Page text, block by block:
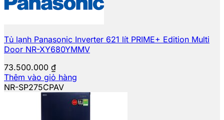
Tủ lạnh Panasonic Inverter 621 lít PRIME+ Edition Multi
Door NR-XY680YMMV
73.500.000 ₫
Thêm vào giỏ hàng
NR-SP275CPAV